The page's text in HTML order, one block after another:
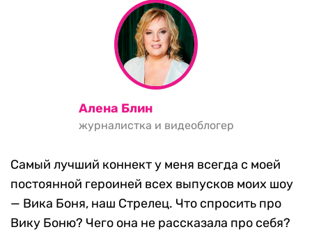
Алена Блин
журналистка и видеоблогер
Самый лучший коннект у меня всегда с моей
постоянной героиней всех выпусков моих шоу
— Вика Боня, наш Стрелец. Что спросить про
Вику Боню? Чего она не рассказала про себя?